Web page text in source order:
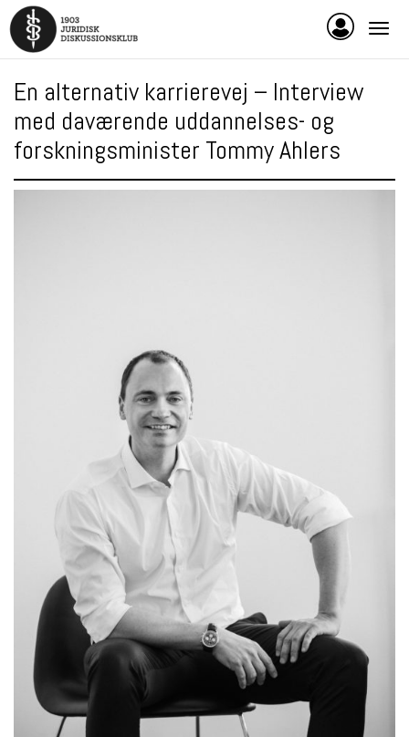
En alternativ karrierevej – Interview
med daværende uddannelses- og
forskningsminister Tommy Ahlers